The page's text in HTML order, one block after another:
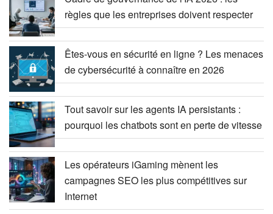
règles que les entreprises doivent respecter
Êtes-vous en sécurité en ligne ? Les menaces
de cybersécurité à connaître en 2026
Tout savoir sur les agents IA persistants :
pourquoi les chatbots sont en perte de vitesse
Les opérateurs iGaming mènent les
campagnes SEO les plus compétitives sur
Internet